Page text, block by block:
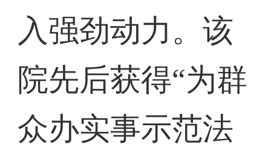
入强劲动力。该
院先后获得“为群
众办实事示范法